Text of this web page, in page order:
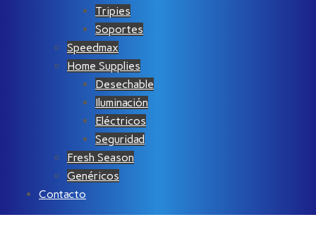
Tripies
Soportes
Speedmax
Home Supplies
Desechable
Iluminación
Eléctricos
Seguridad
Fresh Season
Genéricos
Contacto